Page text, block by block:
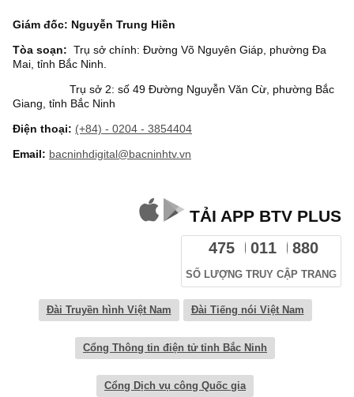
Giám đốc: Nguyễn Trung Hiền
Tòa soạn: Trụ sở chính: Đường Võ Nguyên Giáp, phường Đa
Mai, tỉnh Bắc Ninh.
Trụ sở 2: số 49 Đường Nguyễn Văn Cừ, phường Bắc
Giang, tỉnh Bắc Ninh
Điện thoại: (+84) - 0204 - 3854404
Email: bacninhdigital@bacninhtv.vn
TẢI APP BTV PLUS
475 011 880
SỐ LƯỢNG TRUY CẬP TRANG
Đài Truyền hình Việt Nam Đài Tiếng nói Việt Nam
Cổng Thông tin điện tử tỉnh Bắc Ninh
Cổng Dịch vụ công Quốc gia